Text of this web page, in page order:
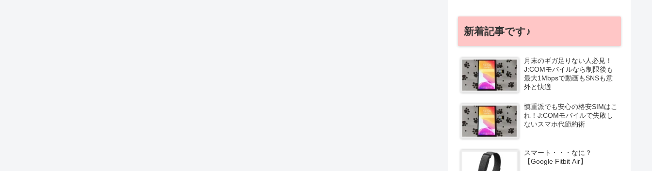
新着記事です♪
月末のギガ足りない人必見！
J:COMモバイルなら制限後も
最大1Mbpsで動画もSNSも意
外と快適
慎重派でも安心の格安SIMはこ
れ！J:COMモバイルで失敗し
ないスマホ代節約術
スマート・・・なに？
【Google Fitbit Air】